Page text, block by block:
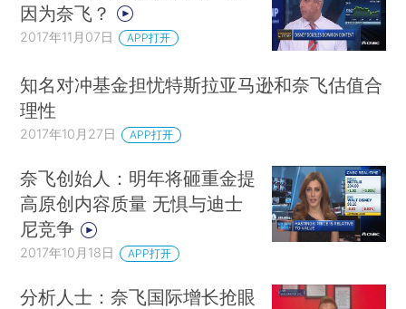
因为奈飞？
2017年11月07日 APP打开
知名对冲基金担忧特斯拉亚马逊和奈飞估值合
理性
2017年10月27日 APP打开
奈飞创始人：明年将砸重金提
高原创内容质量 无惧与迪士
尼竞争
2017年10月18日 APP打开
分析人士：奈飞国际增长抢眼